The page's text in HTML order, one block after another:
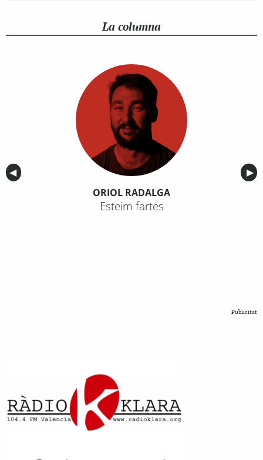
La columna
Anterior
◀︎ ▶︎
ORIOL RADALGA
Esteim fartes
Publicitat